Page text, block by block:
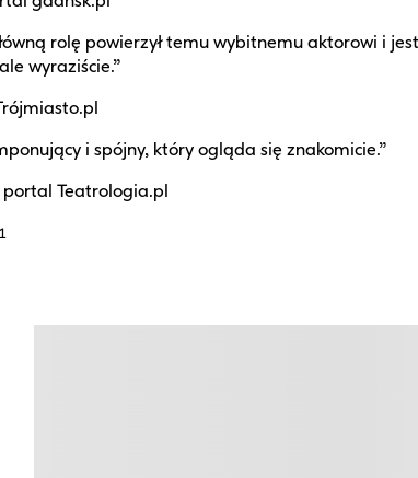
rolę powierzył temu wybitnemu aktorowi i
wyraziście.”
i spójny, który ogląda się znakomicie.”
portal Teatrologia.pl